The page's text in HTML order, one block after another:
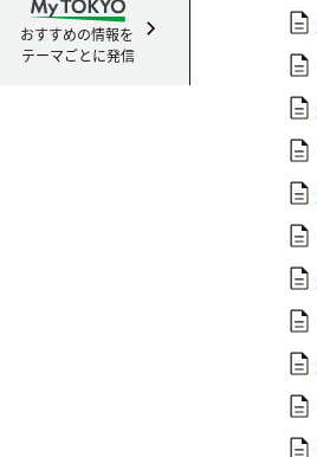
おすすめの情報を
テーマごとに発信